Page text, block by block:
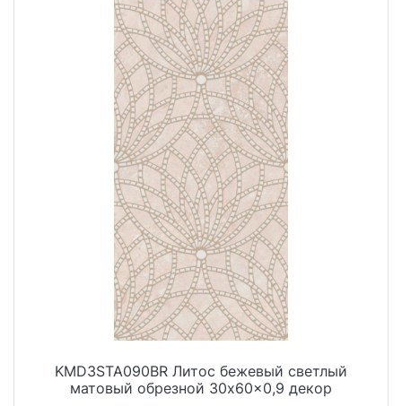
KMD3STA090BR Литос бежевый светлый
матовый обрезной 30x60x0,9 декор